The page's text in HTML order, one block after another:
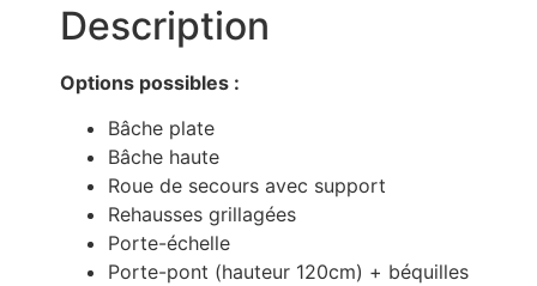
Description
Options possibles :
Bâche plate
Bâche haute
Roue de secours avec support
Rehausses grillagées
Porte-échelle
Porte-pont (hauteur 120cm) + béquilles